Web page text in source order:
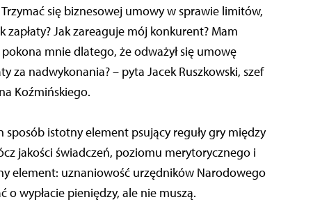
się biznesowej umowy w sprawie limitów,
Jak zareaguje mój konkurent? Mam
mnie dlatego, że odważył się umowę
za nadwykonania? – pyta Jacek Ruszkowski, szef
Koźmińskiego.
istotny element psujący reguły gry między
jakości świadczeń, poziomu merytorycznego i
element: uznaniowość urzędników Narodowego
wypłacie pieniędzy, ale nie muszą.